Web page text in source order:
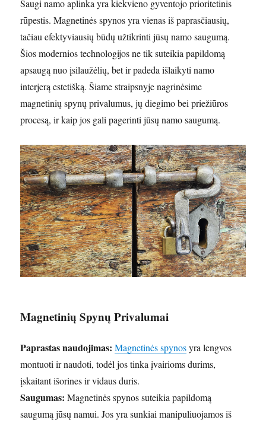
Saugi namo aplinka yra kiekvieno gyventojo prioritetinis
rūpestis. Magnetinės spynos yra vienas iš paprasčiausių,
tačiau efektyviausių būdų užtikrinti jūsų namo saugumą.
Šios modernios technologijos ne tik suteikia papildomą
apsaugą nuo įsilaužėlių, bet ir padeda išlaikyti namo
interjerą estetišką. Šiame straipsnyje nagrinėsime
magnetinių spynų privalumus, jų diegimo bei priežiūros
procesą, ir kaip jos gali pagerinti jūsų namo saugumą.
Magnetinių Spynų Privalumai
Paprastas naudojimas: Magnetinės spynosyra lengvos
montuoti ir naudoti, todėl jos tinka įvairioms durims,
įskaitant išorines ir vidaus duris.
Saugumas: Magnetinės spynos suteikia papildomą
saugumą jūsų namui. Jos yra sunkiai manipuliuojamos iš